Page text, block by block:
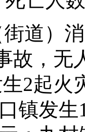
街道）
故， 无
2起火
镇发生